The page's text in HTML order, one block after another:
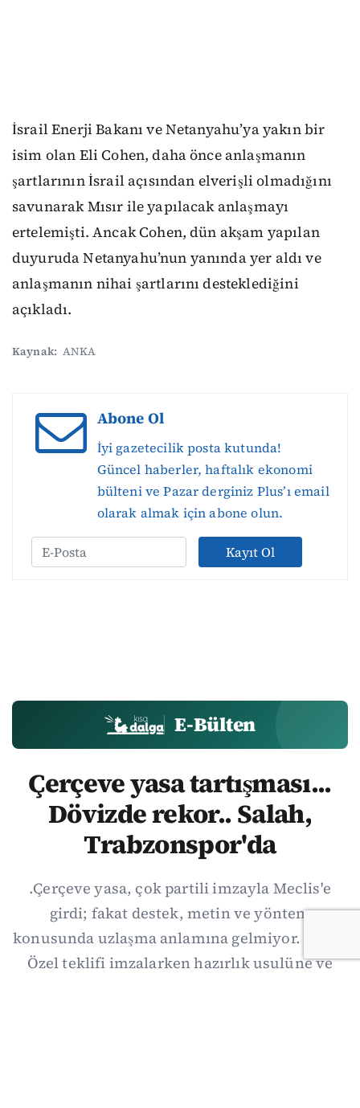
İsrail Enerji Bakanı ve Netanyahu’ya yakın bir
isim olan Eli Cohen, daha önce anlaşmanın
şartlarının İsrail açısından elverişli olmadığını
savunarak Mısır ile yapılacak anlaşmayı
ertelemişti. Ancak Cohen, dün akşam yapılan
duyuruda Netanyahu’nun yanında yer aldı ve
anlaşmanın nihai şartlarını desteklediğini
açıkladı.
Kaynak: ANKA
Abone Ol
İyi gazetecilik posta kutunda!
Güncel haberler, haftalık ekonomi
bülteni ve Pazar derginiz Plus’ı email
olarak almak için abone olun.
Kayıt Ol
E-Bülten
Çerçeve yasa tartışması...
Dövizde rekor.. Salah,
Trabzonspor'da
.Çerçeve yasa, çok partili imzayla Meclis'e
girdi; fakat destek, metin ve yöntem
konusunda uzlaşma anlamına gelmiyor. Özgür
Özel teklifi imzalarken hazırlık usulüne ve